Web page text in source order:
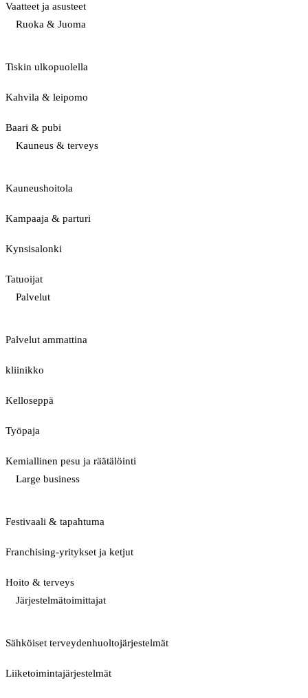
Vaatteet ja asusteet
Ruoka & Juoma
Tiskin ulkopuolella
Kahvila & leipomo
Baari & pubi
Kauneus & terveys
Kauneushoitola
Kampaaja & parturi
Kynsisalonki
Tatuoijat
Palvelut
Palvelut ammattina
kliinikko
Kelloseppä
Työpaja
Kemiallinen pesu ja räätälöinti
Large business
Festivaali & tapahtuma
Franchising-yritykset ja ketjut
Hoito & terveys
Järjestelmätoimittajat
Sähköiset terveydenhuoltojärjestelmät
Liiketoimintajärjestelmät